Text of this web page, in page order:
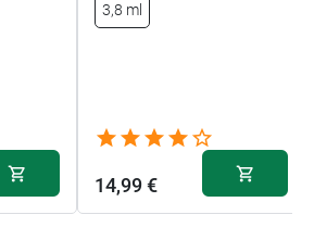
3,8 ml
14,99 €